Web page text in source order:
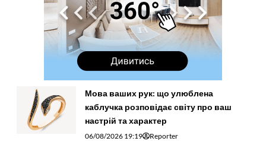
Мова ваших рук: що улюблена
каблучка розповідає світу про ваш
настрій та характер
06/08/2026 19:19 Reporter